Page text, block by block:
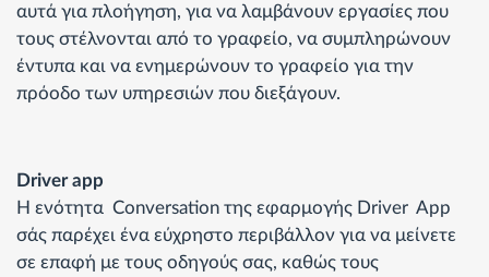
αυτά για πλοήγηση, για να λαμβάνουν εργασίες που
τους στέλνονται από το γραφείο, να συμπληρώνουν
έντυπα και να ενημερώνουν το γραφείο για την
πρόοδο των υπηρεσιών που διεξάγουν.
Driver app
Η ενότητα Conversation της εφαρμογής Driver App
σάς παρέχει ένα εύχρηστο περιβάλλον για να μείνετε
σε επαφή με τους οδηγούς σας, καθώς τους